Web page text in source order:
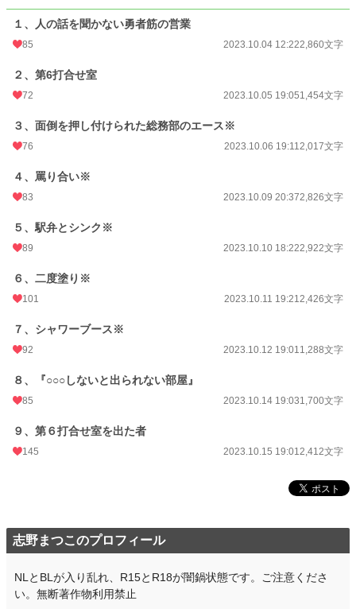
更新日時 2023.10.15 19:01
週間ポイント
月間ポイント 483 pt (35,406 位)
年間ポイント
累計ポイント 44,114 pt (47,682 位)
１、人の話を聞かない勇者筋の営業
85 2023.10.04 12:222,860文字
２、第6打合せ室
72 2023.10.05 19:051,454文字
３、面倒を押し付けられた総務部のエース※
76 2023.10.06 19:112,017文字
４、罵り合い※
83 2023.10.09 20:372,826文字
５、駅弁とシンク※
89 2023.10.10 18:222,922文字
６、二度塗り※
101 2023.10.11 19:212,426文字
７、シャワーブース※
92 2023.10.12 19:011,288文字
８、『○○○しないと出られない部屋』
85 2023.10.14 19:031,700文字
９、第６打合せ室を出た者
145 2023.10.15 19:012,412文字
志野まつこのプロフィール
NLとBLが入り乱れ、R15とR18が闇鍋状態です。ご注意くださ
い。無断著作物利用禁止